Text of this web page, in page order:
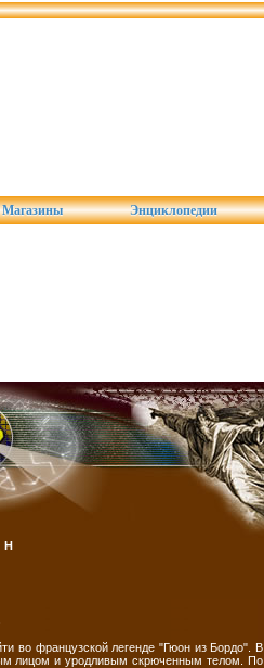
Магазины Энциклопедии
во французской легенде "Гюон из Бордо". В
лицом и уродливым скрюченным телом. По